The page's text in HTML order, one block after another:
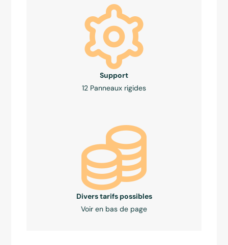
Support
12 Panneaux rigides
Divers tarifs possibles
Voir en bas de page